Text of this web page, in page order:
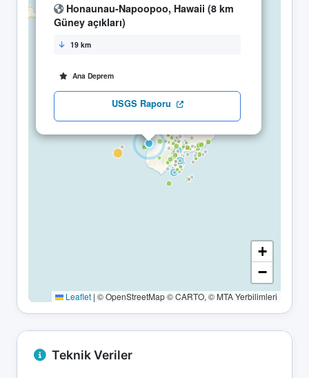
Honaunau-Napoopoo, Hawaii (8 km
Güney açıkları)
19 km
Ana Deprem
USGS Raporu
+
−
Leaflet | © OpenStreetMap © CARTO, © MTA Yerbilimleri
Teknik Veriler